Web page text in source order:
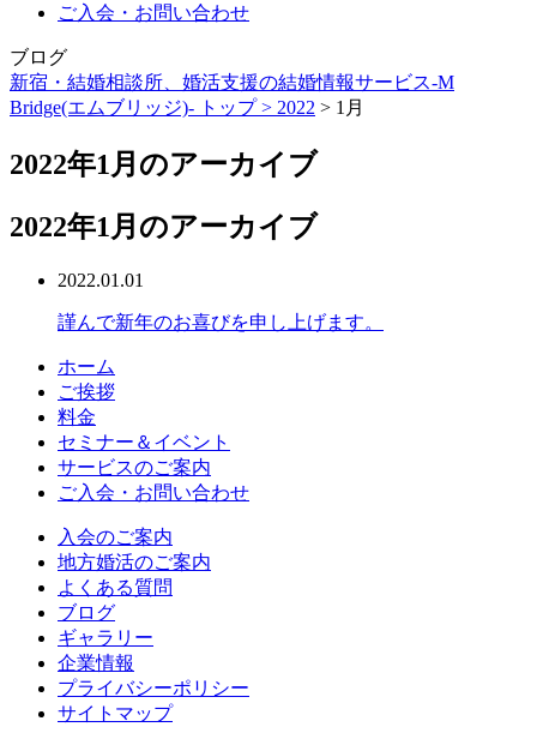
ご入会・お問い合わせ
ブログ
新宿・結婚相談所、婚活支援の結婚情報サービス-M
Bridge(エムブリッジ)- トップ > 2022 > 1月
2022年1月のアーカイブ
2022年1月のアーカイブ
2022.01.01
謹んで新年のお喜びを申し上げます。
ホーム
ご挨拶
料金
セミナー＆イベント
サービスのご案内
ご入会・お問い合わせ
入会のご案内
地方婚活のご案内
よくある質問
ブログ
ギャラリー
企業情報
プライバシーポリシー
サイトマップ